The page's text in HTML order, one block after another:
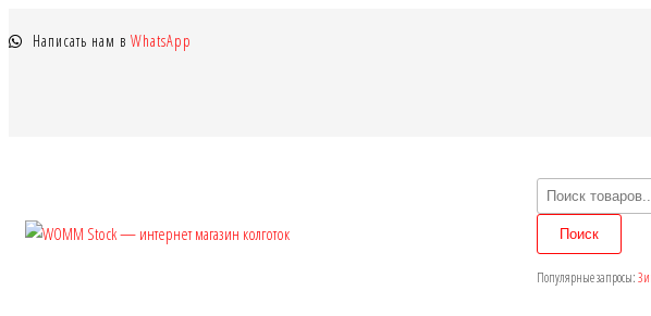
к
Написать нам в WhatsApp
Поиск
товаров
Поиск
Популярные запросы: